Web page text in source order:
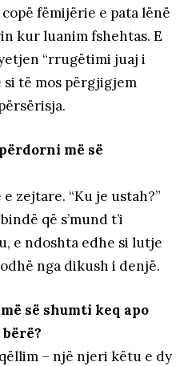
fëmijërie e pata lënë
kur luanim fshehtas. E
“rrugëtimi juaj i
si të mos përgjigjem
më së
zejtare. “Ku je ustah?”
që s’mund t’i
e ndoshta edhe si lutje
nga dikush i denjë.
së shumti keq apo
– një njeri këtu e dy